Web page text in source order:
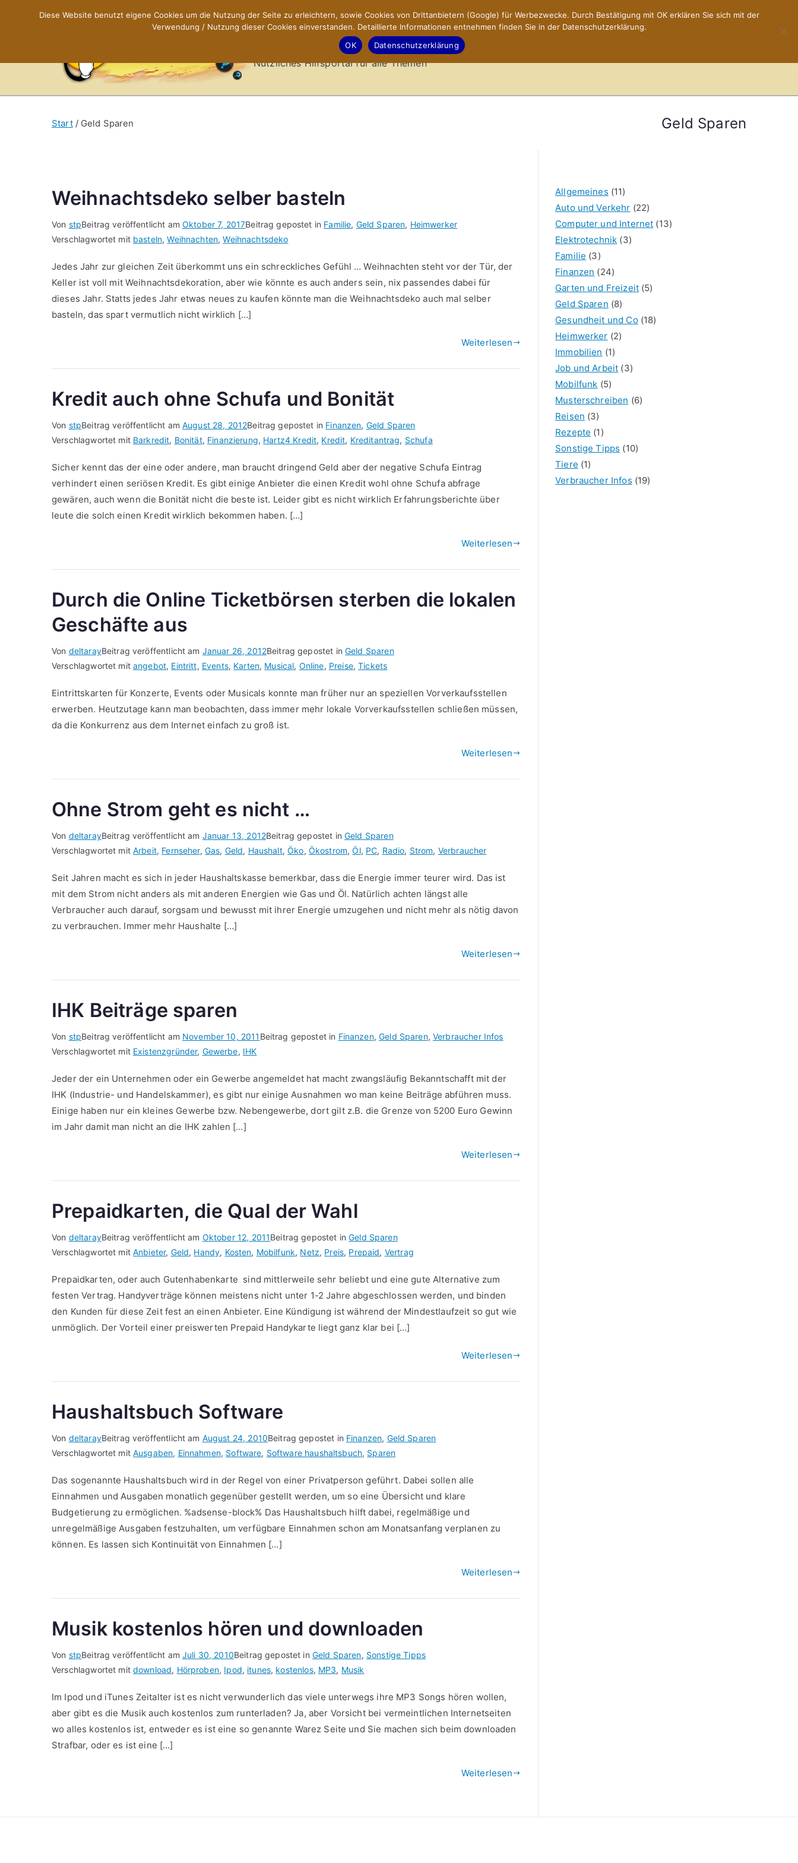
X-Sites.de – Hilfsportal
Nützliches Hilfsportal für alle Themen
Geld Sparen
Start Geld Sparen
Weihnachtsdeko selber basteln
Von stpBeitrag veröffentlicht am Oktober 7, 2017Beitrag gepostet in Familie, Geld Sparen, Heimwerker
Verschlagwortet mit basteln,Weihnachten,Weihnachtsdeko
Jedes Jahr zur gleichen Zeit überkommt uns ein schreckliches Gefühl … Weihnachten steht vor der Tür, der
Keller ist voll mit Weihnachtsdekoration, aber wie könnte es auch anders sein, nix passendes dabei für
dieses Jahr. Statts jedes Jahr etwas neues zu kaufen könnte man die Weihnachtsdeko auch mal selber
basteln, das spart vermutlich nicht wirklich […]
Weiterlesen
Kredit auch ohne Schufa und Bonität
Von stpBeitrag veröffentlicht am August 28, 2012Beitrag gepostet in Finanzen, Geld Sparen
Verschlagwortet mit Barkredit, Bonität, Finanzierung, Hartz4 Kredit, Kredit, Kreditantrag, Schufa
Sicher kennt das der eine oder andere, man braucht dringend Geld aber der negative Schufa Eintrag
verhindert einen seriösen Kredit. Es gibt einige Anbieter die einen Kredit wohl ohne Schufa abfrage
gewären, auch wenn die Bonität nicht die beste ist. Leider gibt es nicht wirklich Erfahrungsberichte über
leute die solch einen Kredit wirklich bekommen haben. […]
Weiterlesen
Durch die Online Ticketbörsen sterben die lokalen
Geschäfte aus
Von deltarayBeitrag veröffentlicht am Januar 26, 2012Beitrag gepostet in Geld Sparen
Verschlagwortet mitangebot, Eintritt, Events, Karten, Musical, Online, Preise,Tickets
Eintrittskarten für Konzerte, Events oder Musicals konnte man früher nur an speziellen Vorverkaufsstellen
erwerben. Heutzutage kann man beobachten, dass immer mehr lokale Vorverkaufsstellen schließen müssen,
da die Konkurrenz aus dem Internet einfach zu groß ist.
Weiterlesen
Ohne Strom geht es nicht …
Von deltarayBeitrag veröffentlicht am Januar 13, 2012Beitrag gepostet in Geld Sparen
Verschlagwortet mitArbeit, Fernseher, Gas, Geld, Haushalt,Öko, Ökostrom,Öl, PC, Radio, Strom, Verbraucher
Seit Jahren macht es sich in jeder Haushaltskasse bemerkbar, dass die Energie immer teurer wird. Das ist
mit dem Strom nicht anders als mit anderen Energien wie Gas und Öl. Natürlich achten längst alle
Verbraucher auch darauf, sorgsam und bewusst mit ihrer Energie umzugehen und nicht mehr als nötig davon
zu verbrauchen. Immer mehr Haushalte […]
Weiterlesen
IHK Beiträge sparen
Von stpBeitrag veröffentlicht am November 10, 2011 Beitrag gepostet in Finanzen,Geld Sparen,Verbraucher Infos
Verschlagwortet mit Existenzgründer, Gewerbe, IHK
Jeder der ein Unternehmen oder ein Gewerbe angemeldet hat macht zwangsläufig Bekanntschafft mit der
IHK (Industrie- und Handelskammer), es gibt nur einige Ausnahmen wo man keine Beiträge abführen muss.
Einige haben nur ein kleines Gewerbe bzw. Nebengewerbe, dort gilt z.B. die Grenze von 5200 Euro Gewinn
im Jahr damit man nicht an die IHK zahlen […]
Weiterlesen
Prepaidkarten, die Qual der Wahl
Von deltarayBeitrag veröffentlicht am Oktober 12, 2011Beitrag gepostet inGeld Sparen
Verschlagwortet mitAnbieter, Geld, Handy, Kosten, Mobilfunk, Netz, Preis, Prepaid, Vertrag
Prepaidkarten, oder auch Gutenhabenkarte sind mittlerweile sehr beliebt und eine gute Alternative zum
festen Vertrag. Handyverträge können meistens nicht unter 1-2 Jahre abgeschlossen werden, und binden
den Kunden für diese Zeit fest an einen Anbieter. Eine Kündigung ist während der Mindestlaufzeit so gut wie
unmöglich. Der Vorteil einer preiswerten Prepaid Handykarte liegt ganz klar bei […]
Weiterlesen
Haushaltsbuch Software
Von deltarayBeitrag veröffentlicht am August 24, 2010Beitrag gepostet in Finanzen, Geld Sparen
Verschlagwortet mitAusgaben, Einnahmen, Software, Software haushaltsbuch, Sparen
Das sogenannte Haushaltsbuch wird in der Regel von einer Privatperson geführt. Dabei sollen alle
Einnahmen und Ausgaben monatlich gegenüber gestellt werden, um so eine Übersicht und klare
Budgetierung zu ermöglichen. %adsense-block% Das Haushaltsbuch hilft dabei, regelmäßige und
unregelmäßige Ausgaben festzuhalten, um verfügbare Einnahmen schon am Monatsanfang verplanen zu
können. Es lassen sich Kontinuität von Einnahmen […]
Weiterlesen
Musik kostenlos hören und downloaden
Von stpBeitrag veröffentlicht am Juli 30, 2010Beitrag gepostet in Geld Sparen, Sonstige Tipps
Verschlagwortet mitdownload, Hörproben, Ipod, itunes, kostenlos, MP3, Musik
Im Ipod und iTunes Zeitalter ist es nicht verwunderlich das viele unterwegs ihre MP3 Songs hören wollen,
aber gibt es die Musik auch kostenlos zum runterladen? Ja, aber Vorsicht bei vermeintlichen Internetseiten
wo alles kostenlos ist, entweder es ist eine so genannte Warez Seite und Sie machen sich beim downloaden
Strafbar, oder es ist eine […]
Weiterlesen
Allgemeines (11)
Auto und Verkehr (22)
Computer und Internet (13)
Elektrotechnik (3)
Familie (3)
Finanzen (24)
Garten und Freizeit(5)
Geld Sparen (8)
Gesundheit und Co(18)
Heimwerker (2)
Immobilien (1)
Job und Arbeit (3)
Mobilfunk (5)
Musterschreiben (6)
Reisen (3)
Rezepte (1)
Sonstige Tipps (10)
Tiere (1)
Verbraucher Infos (19)
Diese Website benutzt eigene Cookies um die Nutzung der Seite zu erleichtern, sowie Cookies von Drittanbietern (Google) für Werbezwecke. Durch Bestätigung mit OK erklären Sie sich mit der
Verwendung / Nutzung dieser Cookies einverstanden. Detaillierte Informationen entnehmen finden Sie in der Datenschutzerklärung.
OK
Datenschutzerklärung